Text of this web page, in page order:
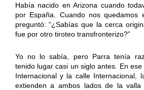
Había nacido en Arizona cuando
por España. Cuando nos quedamos
preguntó: “¿Sabías que la cerca
fue por otro tiroteo transfronterizo?”
Yo no lo sabía, pero Parra tenía
tenido lugar casi un siglo antes. En
Internacional y la calle Internacional,
extienden a ambos lados de la valla